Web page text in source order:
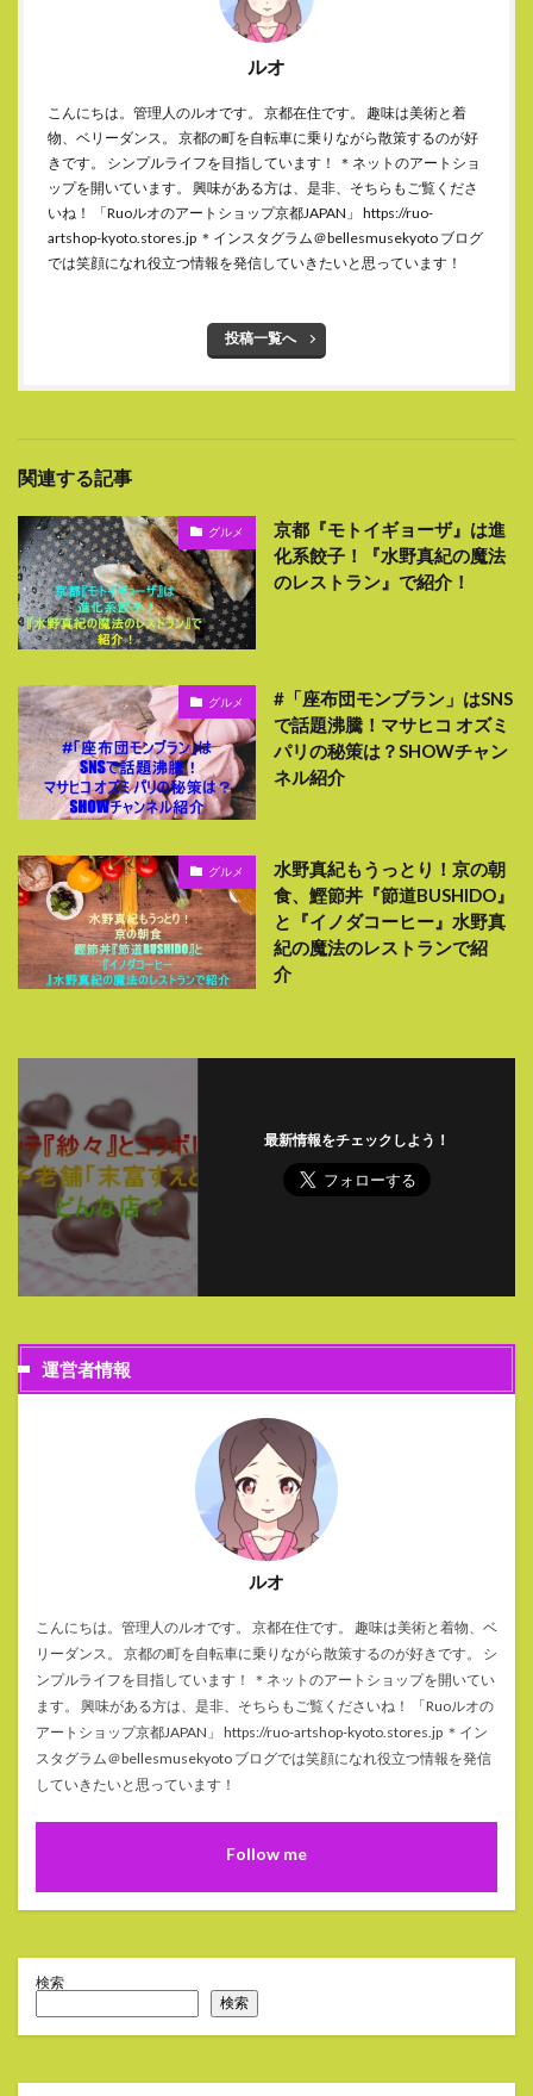
ルオ
こんにちは。管理人のルオです。 京都在住です。 趣味は美術と着
物、ベリーダンス。 京都の町を自転車に乗りながら散策するのが好
きです。 シンプルライフを目指しています！ ＊ネットのアートショ
ップを開いています。 興味がある方は、是非、そちらもご覧くださ
いね！ 「Ruoルオのアートショップ京都JAPAN」 https://ruo-
artshop-kyoto.stores.jp ＊インスタグラム＠bellesmusekyoto ブログ
では笑顔になれ役立つ情報を発信していきたいと思っています！
投稿一覧へ
関連する記事
グルメ
京都『モトイギョーザ』は進
化系餃子！『水野真紀の魔法
のレストラン』で紹介！
グルメ
#「座布団モンブラン」はSNS
で話題沸騰！マサヒコ オズミ
パリの秘策は？SHOWチャン
ネル紹介
グルメ
水野真紀もうっとり！京の朝
食、鰹節丼『節道BUSHIDO』
と『イノダコーヒー』水野真
紀の魔法のレストランで紹
介
最新情報をチェックしよう！
運営者情報
ルオ
こんにちは。管理人のルオです。 京都在住です。 趣味は美術と着物、ベ
リーダンス。 京都の町を自転車に乗りながら散策するのが好きです。 シ
ンプルライフを目指しています！ ＊ネットのアートショップを開いてい
ます。 興味がある方は、是非、そちらもご覧くださいね！ 「Ruoルオの
アートショップ京都JAPAN」 https://ruo-artshop-kyoto.stores.jp ＊イン
スタグラム＠bellesmusekyoto ブログでは笑顔になれ役立つ情報を発信
していきたいと思っています！
Follow me
検索
検索